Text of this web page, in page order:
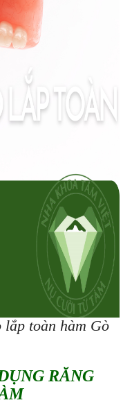
toàn hàm Gò
RĂNG